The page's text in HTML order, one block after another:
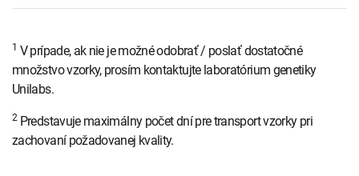
1 V prípade, ak nie je možné odobrať / poslať dostatočné
množstvo vzorky, prosím kontaktujte laboratórium genetiky
Unilabs.
2Predstavuje maximálny počet dní pre transport vzorky pri
zachovaní požadovanej kvality.